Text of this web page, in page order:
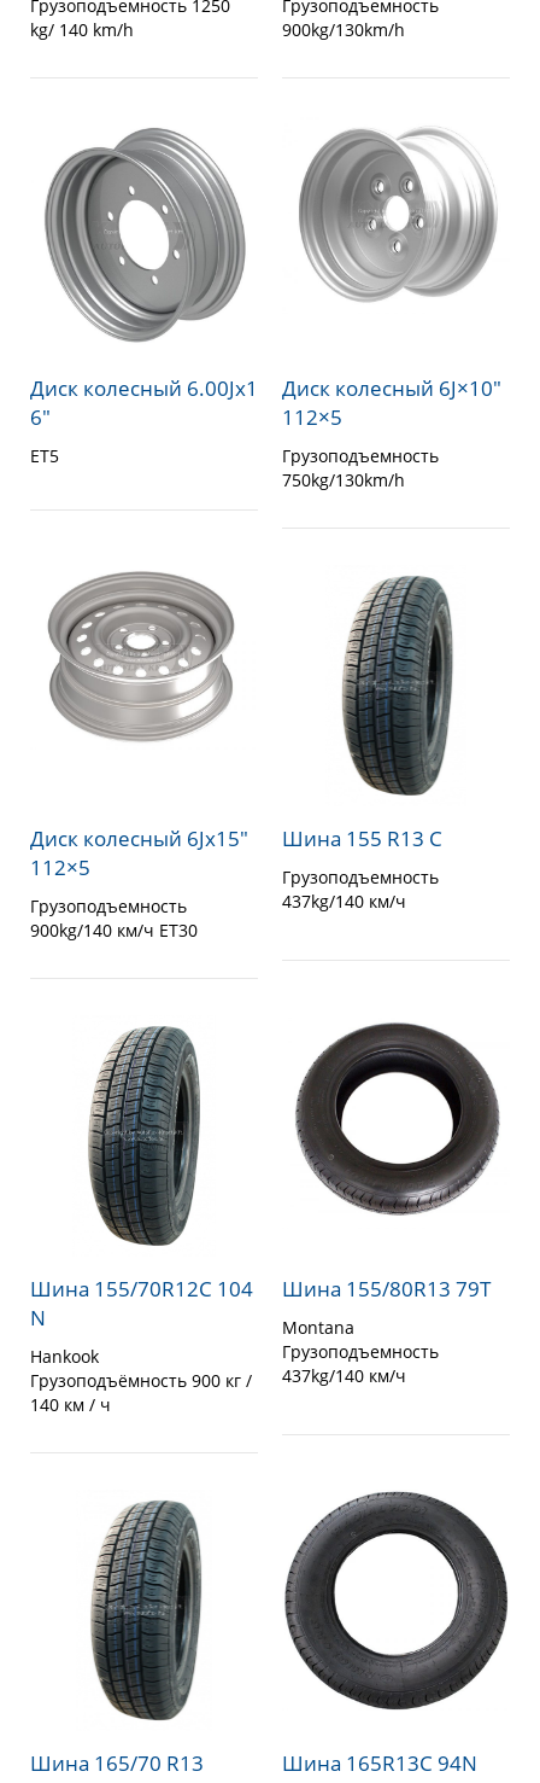
Грузоподъемность 1250
kg/ 140 km/h
Грузоподъемность
900kg/130km/h
Диск колесный 6.00Jx1
6″
ET5
Диск колесный 6J×10″
112×5
Грузоподъемность
750kg/130km/h
Диск колесный 6Jx15″
112×5
Грузоподъемность
900kg/140 км/ч ET30
Шина 155 R13 C
Грузоподъемность
437kg/140 км/ч
Шина 155/70R12C 104
N
Hankook
Грузоподъёмность 900 кг /
140 км / ч
Шина 155/80R13 79T
Montana
Грузоподъемность
437kg/140 км/ч
Шина 165/70 R13 Шина 165R13C 94N